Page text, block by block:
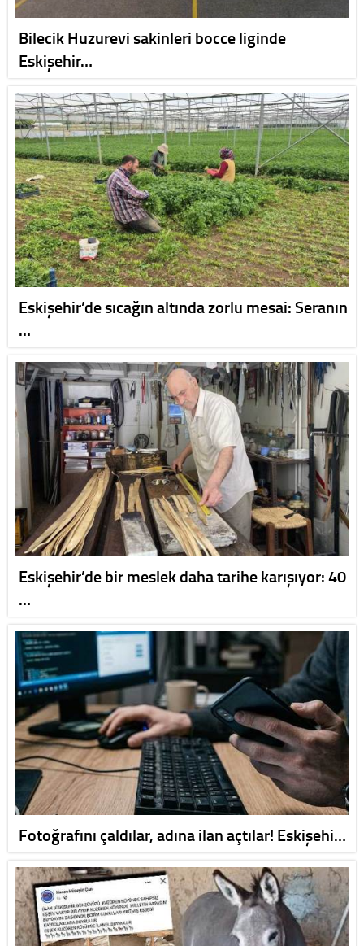
Bilecik Huzurevi sakinleri bocce liginde
Eskişehir…
Eskişehir’de sıcağın altında zorlu mesai: Seranın
…
Eskişehir’de bir meslek daha tarihe karışıyor: 40
…
Fotoğrafını çaldılar, adına ilan açtılar! Eskişehi…